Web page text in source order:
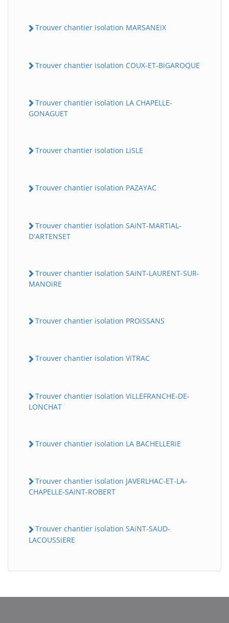
Trouver chantier isolation MARSANEiX
Trouver chantier isolation COUX-ET-BiGAROQUE
Trouver chantier isolation LA CHAPELLE-
GONAGUET
Trouver chantier isolation LiSLE
Trouver chantier isolation PAZAYAC
Trouver chantier isolation SAiNT-MARTiAL-
D'ARTENSET
Trouver chantier isolation SAiNT-LAURENT-SUR-
MANOiRE
Trouver chantier isolation PROiSSANS
Trouver chantier isolation ViTRAC
Trouver chantier isolation ViLLEFRANCHE-DE-
LONCHAT
Trouver chantier isolation LA BACHELLERiE
Trouver chantier isolation JAVERLHAC-ET-LA-
CHAPELLE-SAiNT-ROBERT
Trouver chantier isolation SAiNT-SAUD-
LACOUSSiERE
Assistant en ligne